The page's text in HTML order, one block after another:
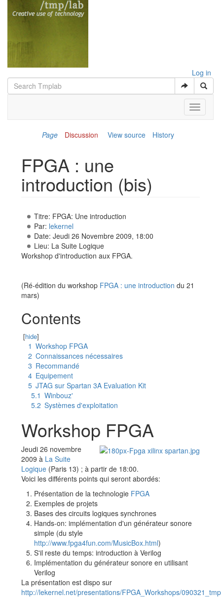
Log in
Toggle
Page
Discussion View source History
FPGA : une
introduction (bis)
Titre: FPGA: Une introduction
Par: lekernel
Date: Jeudi 26 Novembre 2009, 18:00
Lieu: La Suite Logique
Workshop d'introduction aux FPGA.
(Ré-édition du workshop FPGA : une introduction du 21
mars)
Contents
[hide]
1 Workshop FPGA
2 Connaissances nécessaires
3 Recommandé
4 Equipement
5 JTAG sur Spartan 3A Evaluation Kit
5.1 Winbouz'
5.2 Systèmes d'exploitation
Workshop FPGA
Jeudi 26 novembre
2009 à La Suite
Logique (Paris 13) ; à partir de 18:00.
Voici les différents points qui seront abordés:
Présentation de la technologie FPGA
Exemples de projets
Bases des circuits logiques synchrones
Hands-on: implémentation d'un générateur sonore
simple (du style
http://www.fpga4fun.com/MusicBox.html)
S'il reste du temps: introduction à Verilog
Implémentation du générateur sonore en utilisant
Verilog
La présentation est dispo sur
http://lekernel.net/presentations/FPGA_Workshops/